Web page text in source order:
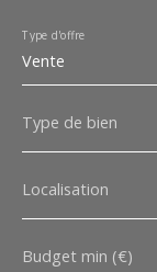
Vente
Type d'offre
Type de bien
Localisation
Budget min (€)